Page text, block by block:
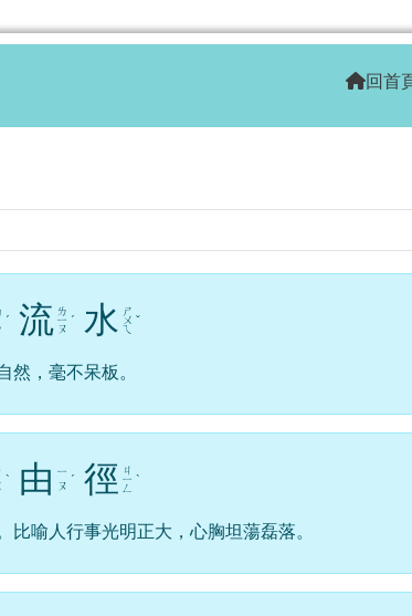
球資訊網 回首
ˊ 流 ㄌ
ㄧ
ㄡ
ˊ 水 ㄕ
ㄨ
ㄟ
ˇ
然，毫不呆板。
ˋ 由 ㄧ
ㄡ ˊ 徑 ㄐ
ㄧ
ㄥ
ˋ
比喻人行事光明正大，心胸坦蕩磊落。